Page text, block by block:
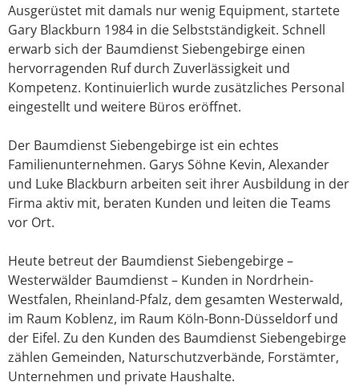
Ausgerüstet mit damals nur wenig Equipment, startete
Gary Blackburn 1984 in die Selbstständigkeit. Schnell
erwarb sich der Baumdienst Siebengebirge einen
hervorragenden Ruf durch Zuverlässigkeit und
Kompetenz. Kontinuierlich wurde zusätzliches Personal
eingestellt und weitere Büros eröffnet.
Der Baumdienst Siebengebirge ist ein echtes
Familienunternehmen. Garys Söhne Kevin, Alexander
und Luke Blackburn arbeiten seit ihrer Ausbildung in der
Firma aktiv mit, beraten Kunden und leiten die Teams
vor Ort.
Heute betreut der Baumdienst Siebengebirge –
Westerwälder Baumdienst – Kunden in Nordrhein-
Westfalen, Rheinland-Pfalz, dem gesamten Westerwald,
im Raum Koblenz, im Raum Köln-Bonn-Düsseldorf und
der Eifel. Zu den Kunden des Baumdienst Siebengebirge
zählen Gemeinden, Naturschutzverbände, Forstämter,
Unternehmen und private Haushalte.